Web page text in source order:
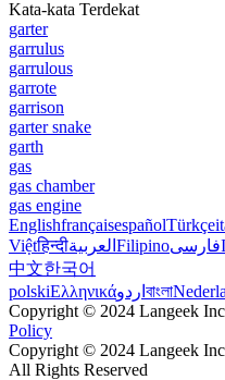
Kata-kata Terdekat
garter
garrulus
garrulous
garrote
garrison
garter snake
garth
gas
gas chamber
gas engine
EnglishfrançaisespañolTürkçe
Việtहिन्दीالعربية Filipinoفارسی
中文한국어
polskiΕλληνικάاردو বাংলা
Copyright © 2024 Langeek
Policy
Copyright © 2024 Langeek
All Rights Reserved